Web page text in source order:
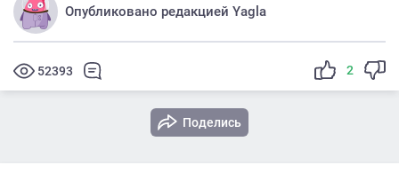
Опубликовано редакцией Yagla
52393 2
Поделись